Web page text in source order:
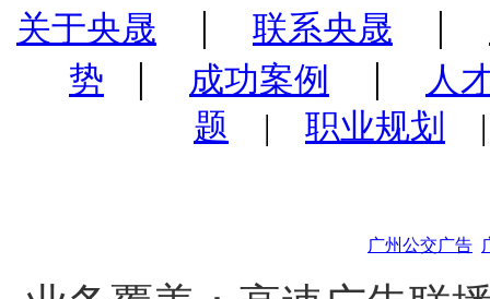
关于央晟 | 联系央晟 |
势
| 成功案例 |
人
题 | 职业规划
广州公交广告